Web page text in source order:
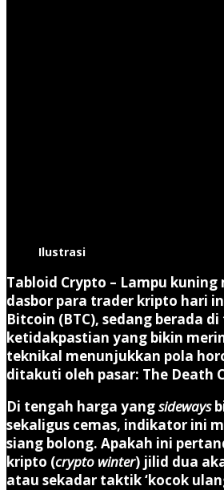
Ilustrasi
Tabloid Crypto – Lampu
dasbor para trader kripto hari
Bitcoin (BTC), sedang berada
ketidakpastian yang bikin
teknikal menunjukkan pola
ditakuti oleh pasar: The Death
Di tengah harga yangsideways
sekaligus cemas, indikator ini
siang bolong. Apakah ini
kripto (crypto winter) jilid dua
atau sekadar taktik ‘kocok